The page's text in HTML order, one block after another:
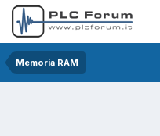
Memoria RAM